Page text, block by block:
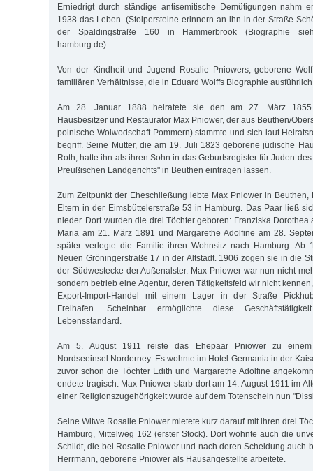
Erniedrigt durch ständige antisemitische Demütigungen nahm
1938 das Leben. (Stolpersteine erinnern an ihn in der Straße
der Spaldingstraße 160 in Hammerbrook (Biographie
hamburg.de).
Von der Kindheit und Jugend Rosalie Pniowers, geborene
familiären Verhältnisse, die in Eduard Wolffs Biographie
Am 28. Januar 1888 heiratete sie den am 27. März 1855
Hausbesitzer und Restaurator Max Pniower, der aus Beuthen/
polnische Woiwodschaft Pommern) stammte und sich laut
begriff. Seine Mutter, die am 19. Juli 1823 geborene jüdische
Roth, hatte ihn als ihren Sohn in das Geburtsregister für Juden
Preußischen Landgerichts" in Beuthen eintragen lassen.
Zum Zeitpunkt der Eheschließung lebte Max Pniower in
Eltern in der Eimsbüttelerstraße 53 in Hamburg. Das Paar ließ
nieder. Dort wurden die drei Töchter geboren: Franziska Dorothea
Maria am 21. März 1891 und Margarethe Adolfine am 28.
später verlegte die Familie ihren Wohnsitz nach Hamburg. Ab
Neuen Gröningerstraße 17 in der Altstadt. 1906 zogen sie in die
der Südwestecke der Außenalster. Max Pniower war nun nicht
sondern betrieb eine Agentur, deren Tätigkeitsfeld wir nicht
Export-Import-Handel mit einem Lager in der Straße
Freihafen. Scheinbar ermöglichte diese
Lebensstandard.
Am 5. August 1911 reiste das Ehepaar Pniower zu
Nordseeinsel Norderney. Es wohnte im Hotel Germania in der
zuvor schon die Töchter Edith und Margarethe Adolfine
endete tragisch: Max Pniower starb dort am 14. August 1911 im
einer Religionszugehörigkeit wurde auf dem Totenschein nun
Seine Witwe Rosalie Pniower mietete kurz darauf mit ihren drei
Hamburg, Mittelweg 162 (erster Stock). Dort wohnte auch die
Schildt, die bei Rosalie Pniower und nach deren Scheidung auch
Herrmann, geborene Pniower als Hausangestellte arbeitete.